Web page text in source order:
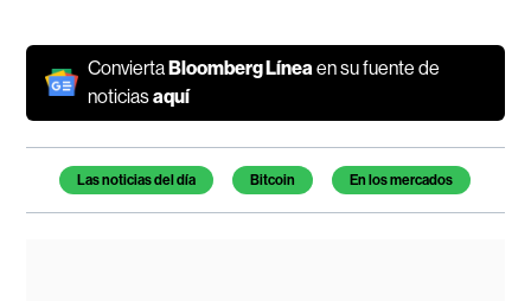
ConviertaBloomberg Línea en su fuente de
noticiasaquí
Temas de este artículo
Las noticias del día Bitcoin En los mercados